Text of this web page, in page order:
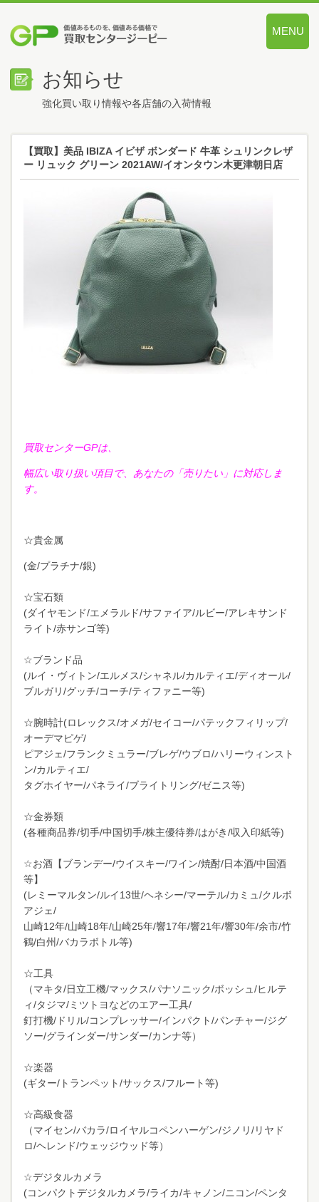
MENU
お知らせ
強化買い取り情報や各店舗の入荷情報
【買取】美品 IBIZA イビザ ボンダード 牛革 シュリンクレザ
ー リュック グリーン 2021AW/イオンタウン木更津朝日店
買取センターGPは、
幅広い取り扱い項目で、あなたの「売りたい」に対応しま
す。
☆貴金属
(金/プラチナ/銀)
☆宝石類
(ダイヤモンド/エメラルド/サファイア/ルビー/アレキサンド
ライト/赤サンゴ等)
☆ブランド品
(ルイ・ヴィトン/エルメス/シャネル/カルティエ/ディオール/
ブルガリ/グッチ/コーチ/ティファニー等)
☆腕時計(ロレックス/オメガ/セイコー/パテックフィリップ/
オーデマピゲ/
ピアジェ/フランクミュラー/ブレゲ/ウブロ/ハリーウィンスト
ン/カルティエ/
タグホイヤー/パネライ/ブライトリング/ゼニス等)
☆金券類
(各種商品券/切手/中国切手/株主優待券/はがき/収入印紙等)
☆お酒【ブランデー/ウイスキー/ワイン/焼酎/日本酒/中国酒
等】
(レミーマルタン/ルイ13世/ヘネシー/マーテル/カミュ/クルボ
アジェ/
山崎12年/山崎18年/山崎25年/響17年/響21年/響30年/余市/竹
鶴/白州/バカラボトル等)
☆工具
（マキタ/日立工機/マックス/パナソニック/ボッシュ/ヒルテ
ィ/タジマ/ミツトヨなどのエアー工具/
釘打機/ドリル/コンプレッサー/インパクト/パンチャー/ジグ
ソー/グラインダー/サンダー/カンナ等）
☆楽器
(ギター/トランペット/サックス/フルート等)
☆高級食器
（マイセン/バカラ/ロイヤルコペンハーゲン/ジノリ/リヤド
ロ/ヘレンド/ウェッジウッド等）
☆デジタルカメラ
(コンパクトデジタルカメラ/ライカ/キャノン/ニコン/ペンタ